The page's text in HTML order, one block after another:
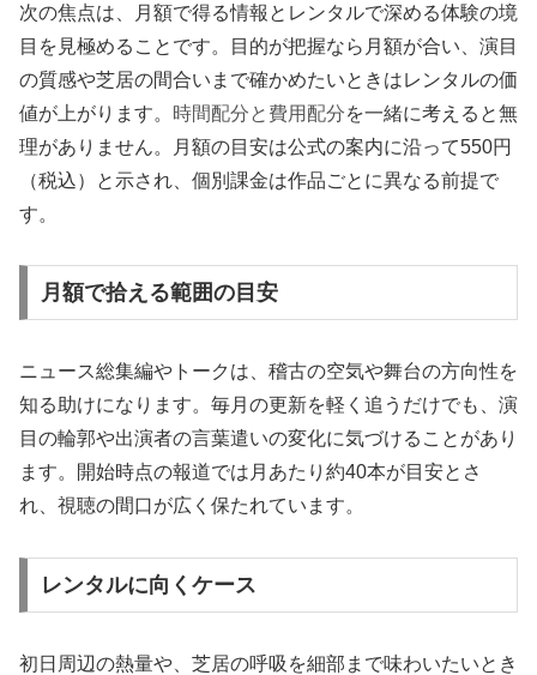
次の焦点は、月額で得る情報とレンタルで深める体験の境
目を見極めることです。目的が把握なら月額が合い、演目
の質感や芝居の間合いまで確かめたいときはレンタルの価
値が上がります。 時間配分と費用配分を一緒に考えると無
理がありません。月額の目安は公式の案内に沿って550円
（税込）と示され、個別課金は作品ごとに異なる前提で
す。
月額で拾える範囲の目安
ニュース総集編やトークは、稽古の空気や舞台の方向性を
知る助けになります。毎月の更新を軽く追うだけでも、演
目の輪郭や出演者の言葉遣いの変化に気づけることがあり
ます。開始時点の報道では月あたり約40本が目安とさ
れ、視聴の間口が広く保たれています。
レンタルに向くケース
初日周辺の熱量や、芝居の呼吸を細部まで味わいたいとき